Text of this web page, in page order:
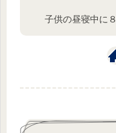
子供の昼寝中に